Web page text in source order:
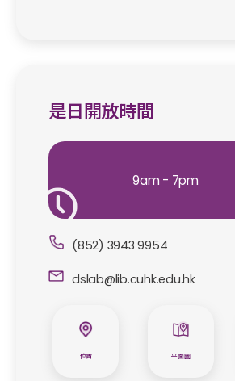
是日開放時間
9am - 7pm
(852) 3943 9954
dslab@lib.cuhk.edu.hk
位置 平面圖